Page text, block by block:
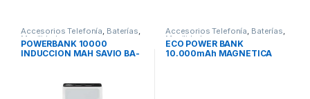
Accesorios Telefonía, Baterías,
Movilidad
POWERBANK 10000
INDUCCION MAH SAVIO BA-
Accesorios Telefonía, Baterías,
Movilidad
ECO POWER BANK
10.000mAh MAGNETICA